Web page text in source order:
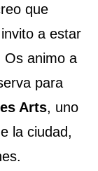
que
a estar
Os animo a
para
Arts, uno
la ciudad,